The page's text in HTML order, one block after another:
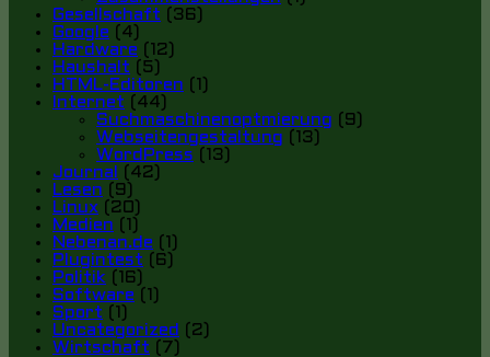
Gesellschaft (36)
Google (4)
Hardware (12)
Haushalt (5)
HTML-Editoren (1)
Internet (44)
Suchmaschinenoptmierung (9)
Webseitengestaltung (13)
WordPress (13)
Journal
(42)
Lesen (9)
Linux (20)
Medien (1)
Nebenan.de (1)
Plugintest (6)
Politik (16)
Software (1)
Sport (1)
Uncategorized
(2)
Wirtschaft (7)